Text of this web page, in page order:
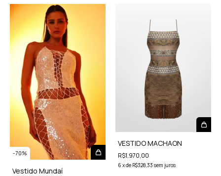
-70%
Vestido Mundaí
VESTIDO MACHAON
R$1.970,00
6 xde R$328,33 sem juros